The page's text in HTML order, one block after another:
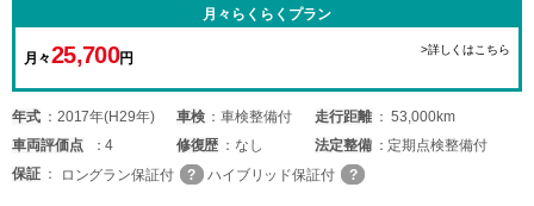
月々らくらくプラン
月々25,700円
>詳しくはこちら
年式 2017年(H29年) 車検 車検整備付 走行距離
53,000km
車両評価点 4 修復歴 なし 法定整備
定期点検整備付
保証
ロングラン保証付 ハイブリッド保証付